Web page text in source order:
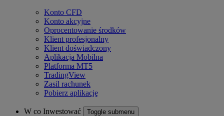
Konto CFD
Konto akcyjne
Oprocentowanie środków
Klient profesjonalny
Klient doświadczony
Aplikacja Mobilna
Platforma MT5
TradingView
Zasil rachunek
Pobierz aplikację
W co Inwestować Toggle submenu